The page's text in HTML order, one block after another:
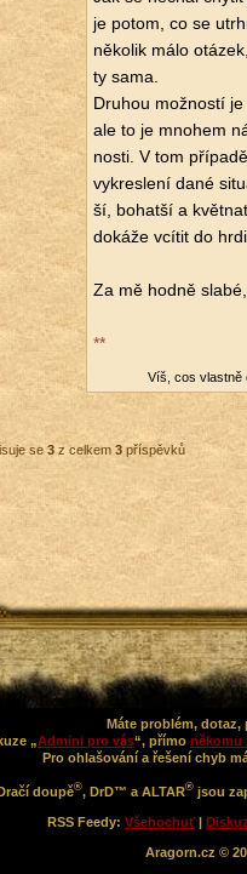
je potom, co se
ně­ko­lik málo
ty sama.
Dru­hou mož­nos­tí
ale to je mno­hem
nos­ti. V tom
vy­kres­le­ní dané
ší, bo­hat­ší a
do­ká­že vcí­tit do
Za mě hodně
**
Víš, cos vlast­ně
se3z celkem 3příspěvků
Máte problém,
„Admini pro vás“, přímo někomu
Pro ohlašování a řešení chyb
doupě®, DrD™ a ALTAR®jsou
RSS Feedy: Všehochuť|
Aragorn.cz ©